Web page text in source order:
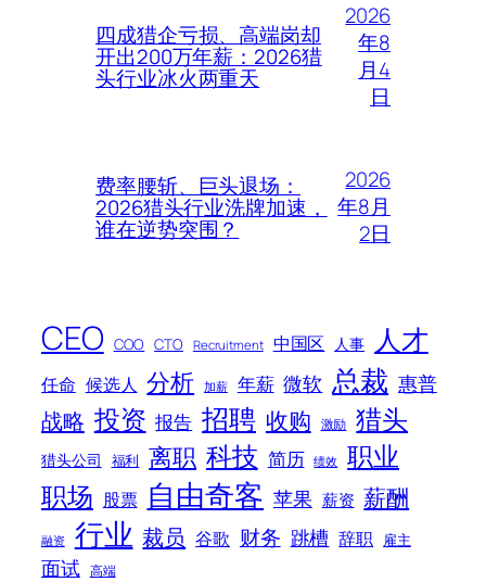
四成猎企亏损、高端岗却
开出200万年薪：2026猎
头行业冰火两重天
2026
年8
月4
日
费率腰斩、巨头退场：
2026猎头行业洗牌加速，
谁在逆势突围？
2026
年8月
2日
CEO COO CTO Recruitment 中国区 人事 人才
任命 候选人 分析 加薪 年薪 微软 总裁 惠普
战略 投资 报告 招聘 收购 激励 猎头
猎头公司 福利 离职 科技 简历 绩效 职业
职场 股票 自由奇客 苹果 薪资 薪酬
融资 行业 裁员 谷歌 财务 跳槽 辞职 雇主
面试 高端